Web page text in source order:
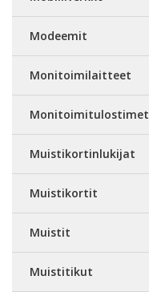
Modeemit
Monitoimilaitteet
Monitoimitulostimet
Muistikortinlukijat
Muistikortit
Muistit
Muistitikut